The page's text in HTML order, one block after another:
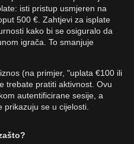
isti pristup usmjeren na
500 €. Zahtjevi za isplate
kako bi se osiguralo da
igrača. To smanjuje
(na primjer, "uplata €100 ili
trebate pratiti aktivnost. Ovu
autentificirane sesije, a
se u cijelosti.